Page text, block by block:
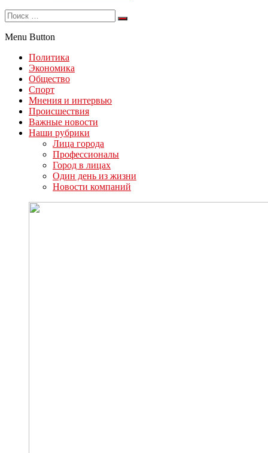
Menu Button
Политика
Экономика
Общество
Спорт
Мнения и интервью
Происшествия
Важные новости
Наши рубрики
Лица города
Профессионалы
Город в лицах
Один день из жизни
Новости компаний